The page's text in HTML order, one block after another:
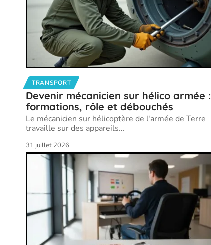
TRANSPORT
Devenir mécanicien sur hélico armée :
formations, rôle et débouchés
Le mécanicien sur hélicoptère de l'armée de Terre
travaille sur des appareils…
31 juillet 2026